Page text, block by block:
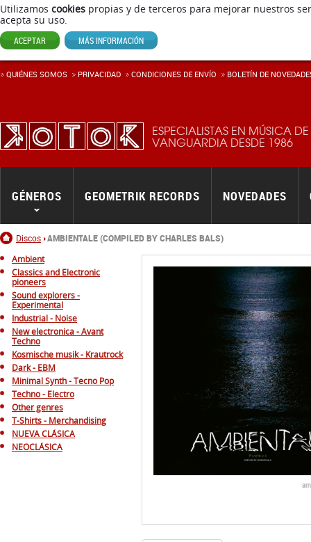
Utilizamos cookies propias y de terceros para mejorar nuestros
acepta su uso.
ACEPTAR MÁS INFORMACIÓN
ESPECIALISTAS EN MÚSICA DE
VANGUARDIA DESDE 1986
Inicio
Discos AMBIENTALE (COMPILED BY CHARLES BALS)
GÉNEROS GEOMETRIK RECORDS NOVEDADES
QUIÉNES SOMOS PRIVACIDAD CONDICIONES DE ENVÍ­O BOLETÍN DE
Ambient
Classics and Electronic
pioneers
Sound explorers -
Experimental
Industrial - Noise
New electronica - Avant
Techno
Kosmische musik - Krautrock
Dark - EBM
Minimal Synth - Tecno Pop
Techno - Electro
Other genres
T-Shirts - Merchandising
NUEVA CLÁSICA
NEOCLÁSICA